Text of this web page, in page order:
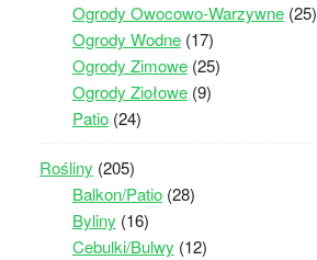
Ogrody Owocowo-Warzywne(25)
Ogrody Wodne(17)
Ogrody Zimowe(25)
Ogrody Ziołowe(9)
Patio(24)
Rośliny (205)
Balkon/Patio(28)
Byliny (16)
Cebulki/Bulwy (12)